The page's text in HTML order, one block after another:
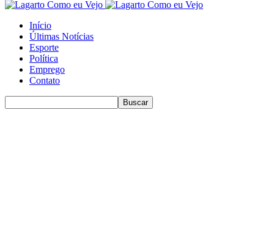
Início
Últimas Notícias
Esporte
Política
Emprego
Contato